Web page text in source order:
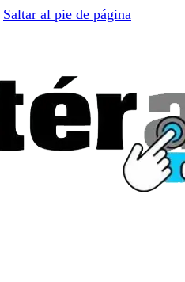
Saltar al pie de página